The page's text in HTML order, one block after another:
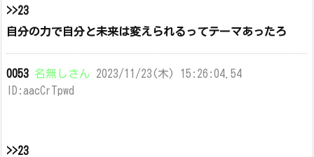
>>23
自分の力で自分と未来は変えられるってテーマあったろ
0053 名無しさん 2023/11/23(木) 15:26:04.54
ID:aacCrTpwd
>>23